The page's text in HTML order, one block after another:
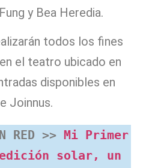
y Bea Heredia.
todos los fines
el teatro ubicado en
disponibles en
Joinnus.
RED >> Mi Primer
solar, un